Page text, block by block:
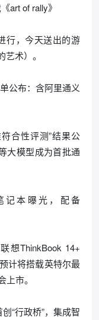
art of rally》
行，今天送出的游
术）。
公布：含阿里通义
合性评测”结果公
大模型成为首批通
记本曝光，配备
想ThinkBook 14+
计将搭载英特尔最
市。
“行政桥”，集成智